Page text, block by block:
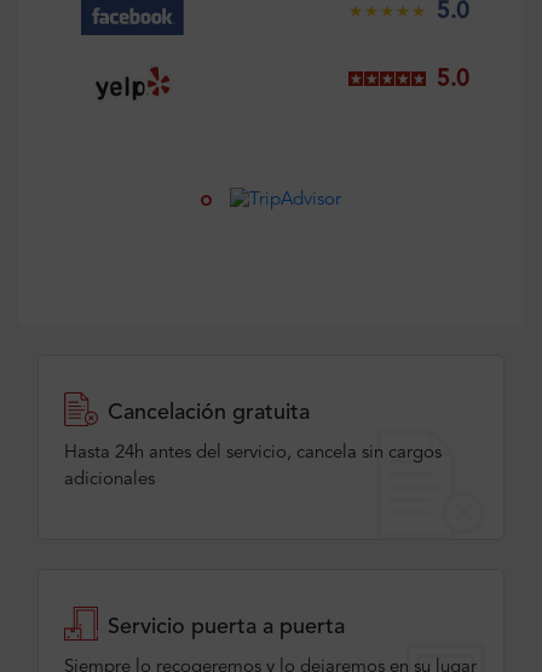
5.0
5.0
Cancelación gratuita
Hasta 24h antes del servicio, cancela sin cargos
adicionales
Servicio puerta a puerta
Siempre lo recogeremos y lo dejaremos en su lugar